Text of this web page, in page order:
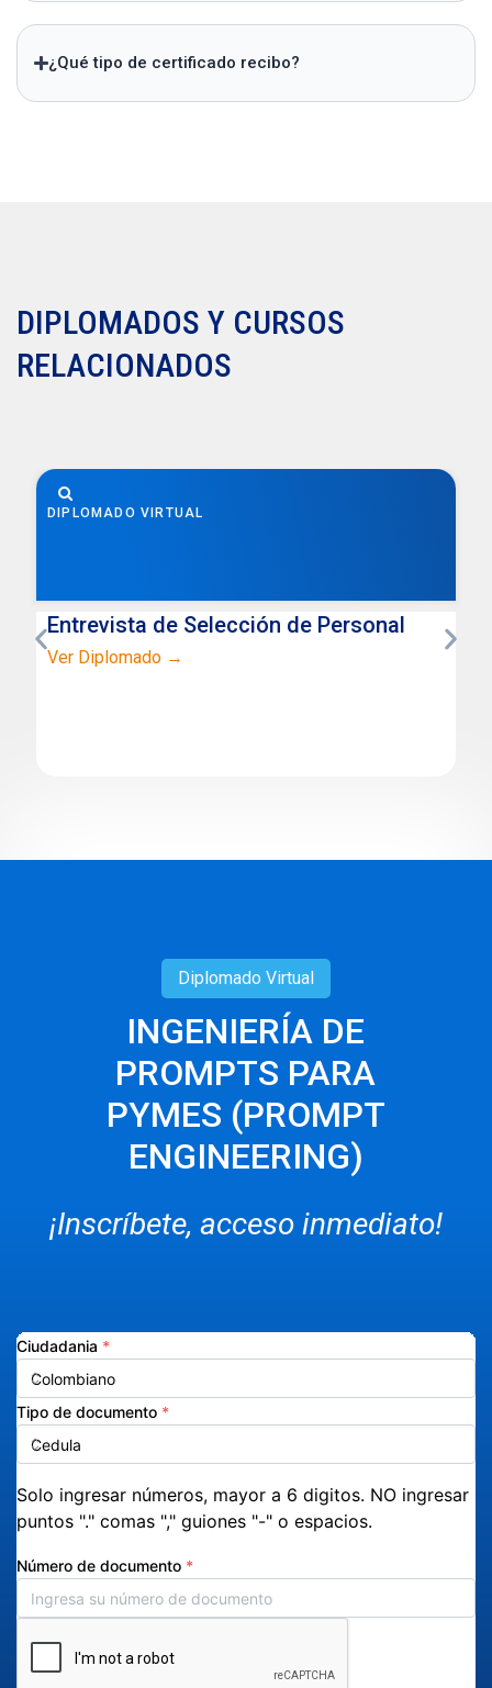
¿Qué tipo de certificado recibo?
DIPLOMADOS Y CURSOS
RELACIONADOS
DIPLOMADO VIRTUAL
Entrevista de Selección de Personal
Ver Diplomado →
Diplomado Virtual
INGENIERÍA DE
PROMPTS PARA
PYMES (PROMPT
ENGINEERING)
¡Inscríbete, acceso inmediato!